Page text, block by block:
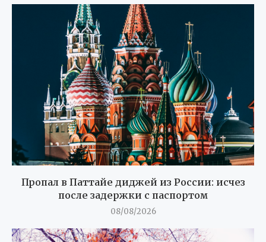
Пропал в Паттайе диджей из России: исчез
после задержки с паспортом
08/08/2026